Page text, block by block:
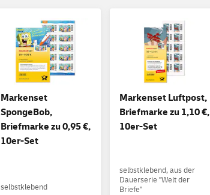
Markenset
SpongeBob,
Briefmarke zu 0,95 €,
10er-Set
selbstklebend
Markenset Luftpost,
Briefmarke zu 1,10 €,
10er-Set
selbstklebend, aus der
Dauerserie "Welt der
Briefe"